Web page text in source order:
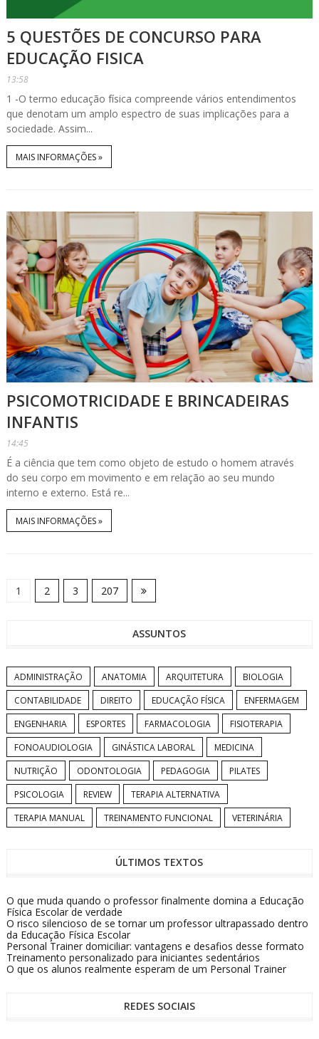
5 QUESTÕES DE CONCURSO PARA
EDUCAÇÃO FISICA
13:58
1 -O termo educação física compreende vários entendimentos
que denotam um amplo espectro de suas implicações para a
sociedade. Assim...
MAIS INFORMAÇÕES »
PSICOMOTRICIDADE E BRINCADEIRAS
INFANTIS
14:45
É a ciência que tem como objeto de estudo o homem através
do seu corpo em movimento e em relação ao seu mundo
interno e externo. Está re...
MAIS INFORMAÇÕES »
1 2 3 207
ASSUNTOS
ADMINISTRAÇÃO ANATOMIA ARQUITETURA
BIOLOGIA
CONTABILIDADE
DIREITO EDUCAÇÃO FÍSICA
ENFERMAGEM
ENGENHARIA
ESPORTES FARMACOLOGIA
FISIOTERAPIA
FONOAUDIOLOGIA
GINÁSTICA LABORAL
MEDICINA
NUTRIÇÃO
ODONTOLOGIA PEDAGOGIA
PILATES
PSICOLOGIA
REVIEW
TERAPIA ALTERNATIVA
TERAPIA MANUAL
TREINAMENTO FUNCIONAL VETERINÁRIA
ÚLTIMOS TEXTOS
O que muda quando o professor finalmente domina a Educação
Física Escolar de verdade
O risco silencioso de se tornar um professor ultrapassado dentro
da Educação Física Escolar
Personal Trainer domiciliar: vantagens e desafios desse formato
Treinamento personalizado para iniciantes sedentários
O que os alunos realmente esperam de um Personal Trainer
REDES SOCIAIS